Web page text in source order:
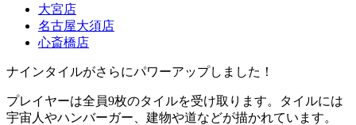
大宮店
名古屋大須店
心斎橋店
ナインタイルがさらにパワーアップしました！
プレイヤーは全員9枚のタイルを受け取ります。タイルには
宇宙人やハンバーガー、建物や道などが描かれています。